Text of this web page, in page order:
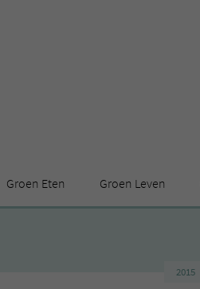
Groen Eten Groen Leven
2015